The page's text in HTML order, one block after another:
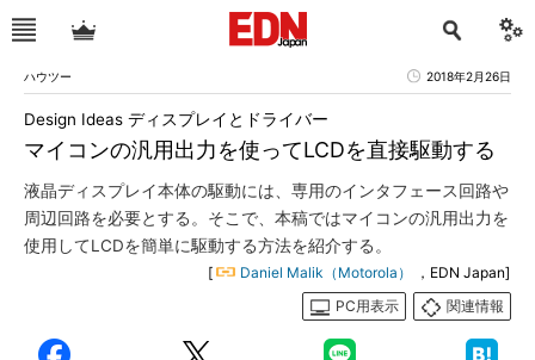
ハウツー 2018年2月26日
マイコンの汎用出力を使ってLCDを直接駆動する
Design Ideas ディスプレイとドライバー
液晶ディスプレイ本体の駆動には、専用のインタフェース回路や
周辺回路を必要とする。そこで、本稿ではマイコンの汎用出力を
使用してLCDを簡単に駆動する方法を紹介する。
[ Daniel Malik（Motorola）
，EDN Japan]
PC用表示
関連情報